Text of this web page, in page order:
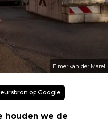
Elmer van der Marel
op Google
houden we de